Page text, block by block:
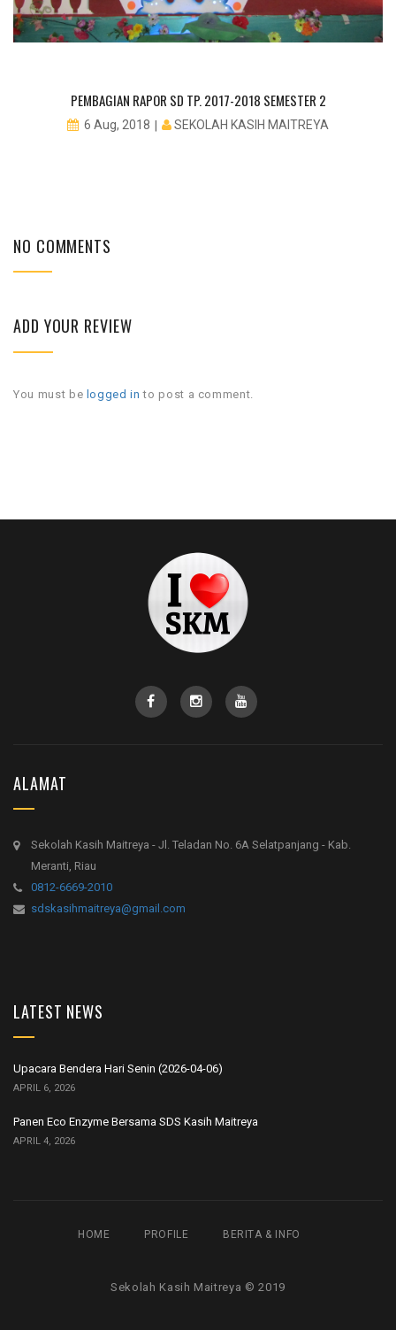
PEMBAGIAN RAPOR SD TP. 2017-2018 SEMESTER 2
6 Aug, 2018 SEKOLAH KASIH MAITREYA
NO COMMENTS
ADD YOUR REVIEW
You must be logged in to post a comment.
ALAMAT
Sekolah Kasih Maitreya - Jl. Teladan No. 6A Selatpanjang - Kab.
Meranti, Riau
0812-6669-2010
sdskasihmaitreya@gmail.com
LATEST NEWS
Upacara Bendera Hari Senin (2026-04-06)
APRIL 6, 2026
Panen Eco Enzyme Bersama SDS Kasih Maitreya
APRIL 4, 2026
HOME PROFILE BERITA & INFO
Sekolah Kasih Maitreya © 2019